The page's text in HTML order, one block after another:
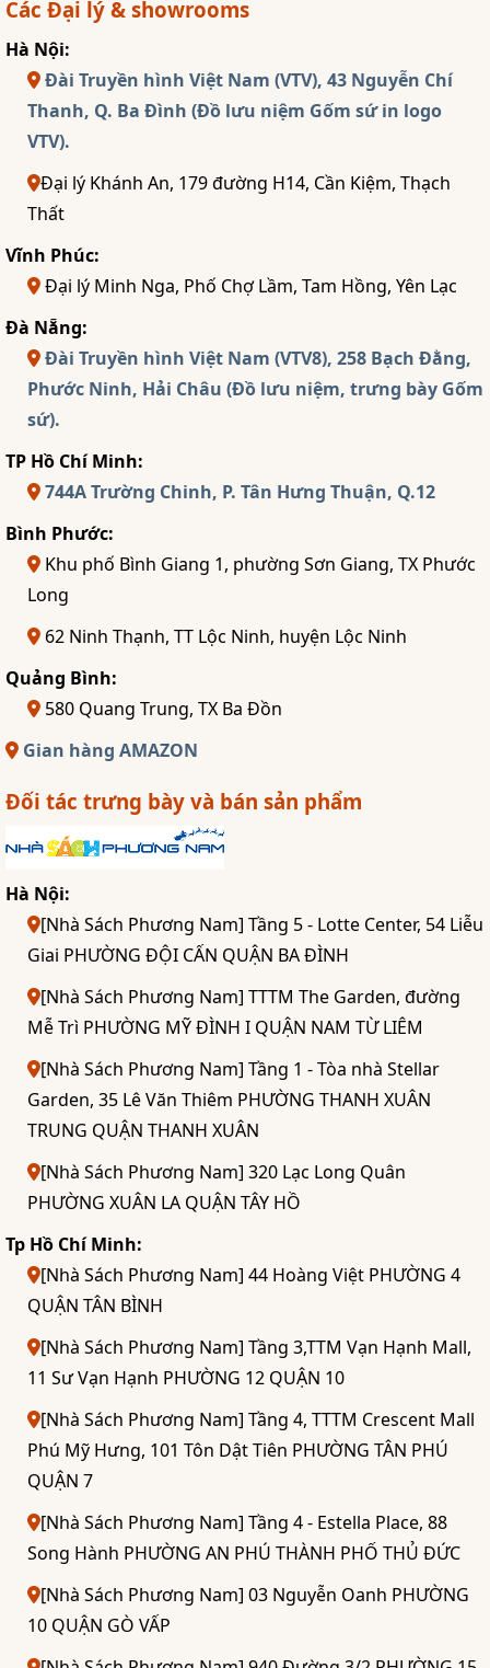
Các Đại lý & showrooms
Hà Nội:
Đài Truyền hình Việt Nam (VTV), 43 Nguyễn Chí
Thanh, Q. Ba Đình (Đồ lưu niệm Gốm sứ in logo
VTV).
Đại lý Khánh An, 179 đường H14, Cần Kiệm, Thạch
Thất
Vĩnh Phúc:
Đại lý Minh Nga, Phố Chợ Lầm, Tam Hồng, Yên Lạc
Đà Nẵng:
Đài Truyền hình Việt Nam (VTV8), 258 Bạch Đằng,
Phước Ninh, Hải Châu (Đồ lưu niệm, trưng bày Gốm
sứ).
TP Hồ Chí Minh:
744A Trường Chinh, P. Tân Hưng Thuận, Q.12
Bình Phước:
Khu phố Bình Giang 1, phường Sơn Giang, TX Phước
Long
62 Ninh Thạnh, TT Lộc Ninh, huyện Lộc Ninh
Quảng Bình:
580 Quang Trung, TX Ba Đồn
Gian hàng AMAZON
Đối tác trưng bày và bán sản phẩm
Hà Nội:
[Nhà Sách Phương Nam] Tầng 5 - Lotte Center, 54 Liễu
Giai PHƯỜNG ĐỘI CẤN QUẬN BA ĐÌNH
[Nhà Sách Phương Nam] TTTM The Garden, đường
Mễ Trì PHƯỜNG MỸ ĐÌNH I QUẬN NAM TỪ LIÊM
[Nhà Sách Phương Nam] Tầng 1 - Tòa nhà Stellar
Garden, 35 Lê Văn Thiêm PHƯỜNG THANH XUÂN
TRUNG QUẬN THANH XUÂN
[Nhà Sách Phương Nam] 320 Lạc Long Quân
PHƯỜNG XUÂN LA QUẬN TÂY HỒ
Tp Hồ Chí Minh:
[Nhà Sách Phương Nam] 44 Hoàng Việt PHƯỜNG 4
QUẬN TÂN BÌNH
[Nhà Sách Phương Nam] Tầng 3,TTM Vạn Hạnh Mall,
11 Sư Vạn Hạnh PHƯỜNG 12 QUẬN 10
[Nhà Sách Phương Nam] Tầng 4, TTTM Crescent Mall
Phú Mỹ Hưng, 101 Tôn Dật Tiên PHƯỜNG TÂN PHÚ
QUẬN 7
[Nhà Sách Phương Nam] Tầng 4 - Estella Place, 88
Song Hành PHƯỜNG AN PHÚ THÀNH PHỐ THỦ ĐỨC
[Nhà Sách Phương Nam] 03 Nguyễn Oanh PHƯỜNG
10 QUẬN GÒ VẤP